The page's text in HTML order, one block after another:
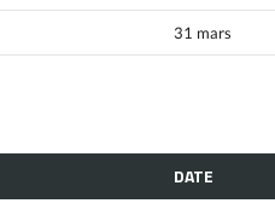
31 mars
DATE